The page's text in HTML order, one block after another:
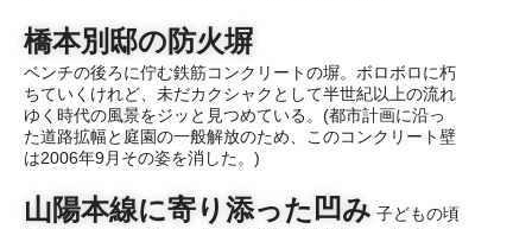
橋本別邸の防火塀
ベンチの後ろに佇む鉄筋コンクリートの塀。ボロボロに朽
ちていくけれど、未だカクシャクとして半世紀以上の流れ
ゆく時代の風景をジッと見つめている。(都市計画に沿っ
た道路拡幅と庭園の一般解放のため、このコンクリート壁
は2006年9月その姿を消した。)
山陽本線に寄り添った凹み 子どもの頃